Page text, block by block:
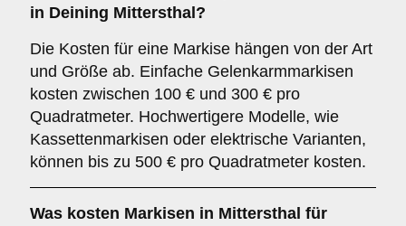
in Deining Mittersthal?
Die Kosten für eine Markise hängen von der Art
und Größe ab. Einfache Gelenkarmmarkisen
kosten zwischen 100 € und 300 € pro
Quadratmeter. Hochwertigere Modelle, wie
Kassettenmarkisen oder elektrische Varianten,
können bis zu 500 € pro Quadratmeter kosten.
Was kosten Markisen in Mittersthal für